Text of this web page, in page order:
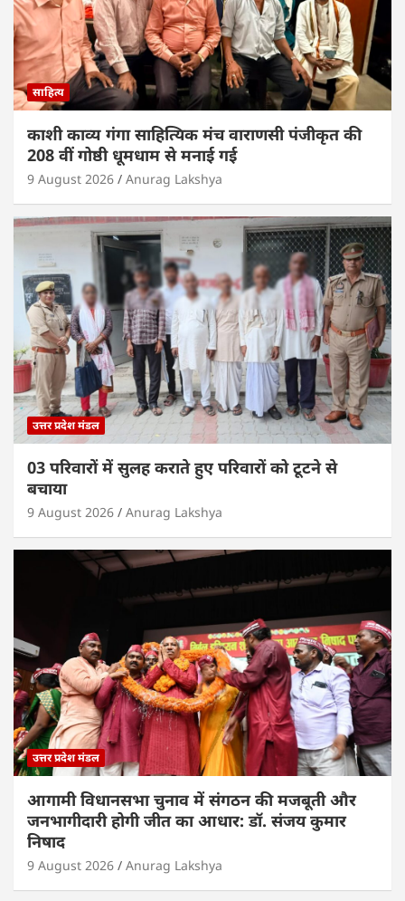
साहित्य
काशी काव्य गंगा साहित्यिक मंच वाराणसी पंजीकृत की
208 वीं गोष्ठी धूमधाम से मनाई गई
9 August 2026 Anurag Lakshya
उत्तर प्रदेश मंडल
03 परिवारों में सुलह कराते हुए परिवारों को टूटने से
बचाया
9 August 2026 Anurag Lakshya
उत्तर प्रदेश मंडल
आगामी विधानसभा चुनाव में संगठन की मजबूती और
जनभागीदारी होगी जीत का आधार: डॉ. संजय कुमार
निषाद
9 August 2026 Anurag Lakshya